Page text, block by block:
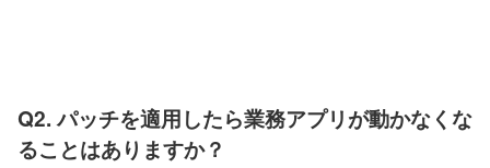
Q2. パッチを適用したら業務アプリが動かなくな
ることはありますか？